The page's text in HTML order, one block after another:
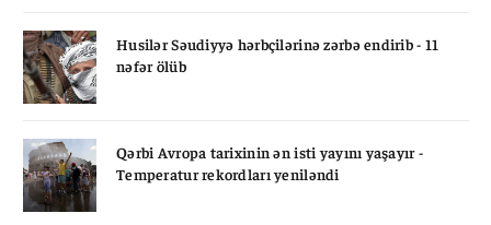
Husilər Səudiyyə hərbçilərinə zərbə endirib - 11
nəfər ölüb
Qərbi Avropa tarixinin ən isti yayını yaşayır -
Temperatur rekordları yeniləndi